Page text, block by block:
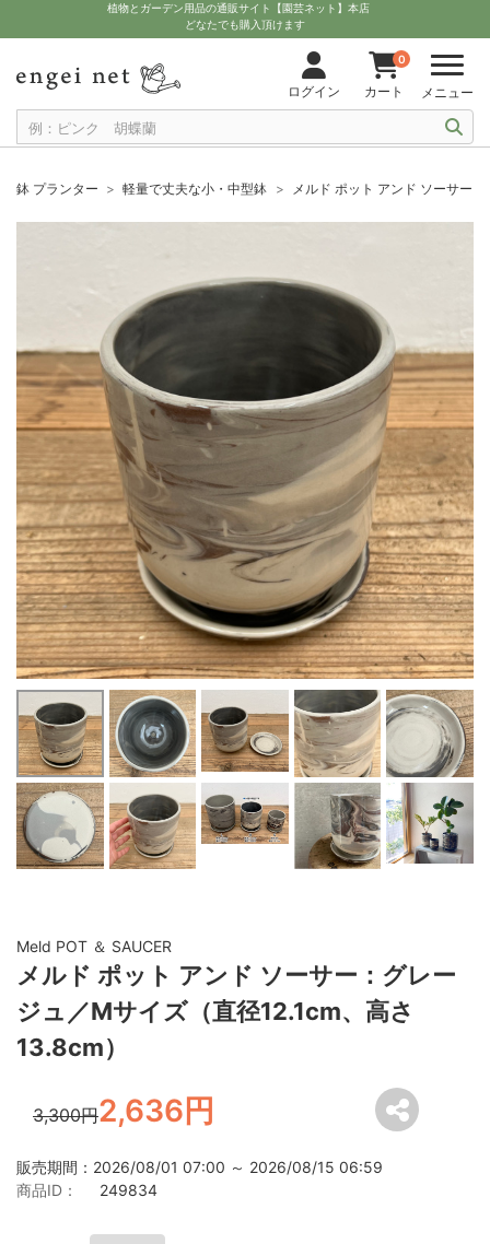
植物とガーデン用品の通販サイト【園芸ネット】本店
どなたでも購入頂けます
ログイン
0
カート メニュー
鉢 プランター 軽量で丈夫な小・中型鉢 メルド ポット アンド ソーサー
Meld POT ＆ SAUCER
メルド ポット アンド ソーサー：グレー
ジュ／Mサイズ（直径12.1cm、高さ
13.8cm）
3,300円2,636円
販売期間：2026/08/01 07:00 ～ 2026/08/15 06:59
商品ID：
249834